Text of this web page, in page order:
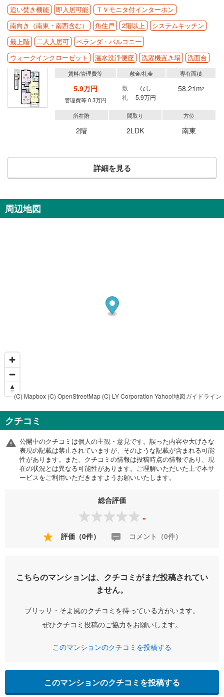
追い焚き機能
即入居可能
ＴＶモニタ付インターホン
南向き（南東・南西含む）
角住戸 2階以上
システムキッチン
最上階
二人入居可
ベランダ・バルコニー
ウォークインクローゼット
温水洗浄便座 洗濯機置き場 洗面台
賃料/管理費等
5.9万円
管理費等 0.3万円
敷金/礼金
敷
なし
礼
5.9万円
専有面積
58.21m2
所在階
2階
間取り
2LDK
方位
南東
詳細を見る
周辺地図
(C) Mapbox (C) OpenStreetMap (C) LY Corporation Yahoo!地図ガイドライン
クチコミ
公開中のクチコミは個人の主観・意見です。誤った内容や大げさな
表現の記載は禁止されていますが、そのような記載が含まれる可能
性があります。また、クチコミの情報は投稿時点の情報であり、現
在の状況とは異なる可能性があります。ご理解いただいた上で本サ
ービスをご利用いただきますようお願いいたします。
総合評価
-
評価（0件） コメント（0件）
こちらのマンションは、クチコミがまだ投稿されてい
ません。
ブリッサ・そよ風のクチコミを待っている方がいます。
ぜひクチコミ投稿のご協力をお願いします。
このマンションのクチコミを投稿する
このマンションのクチコミを投稿する